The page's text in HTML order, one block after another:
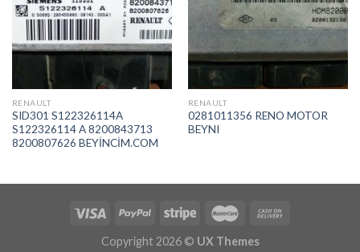
RENAULT
SID301 S122326114A
S122326114 A 8200843713
8200807626 BEYİNCİM.COM
RENAULT
0281011356 RENO MOTOR
BEYNI
Copyright 2026 © UX Themes